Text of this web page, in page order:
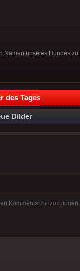
unseres Hundes
des Tages
Bilder
Kommentar hinzuzufügen.